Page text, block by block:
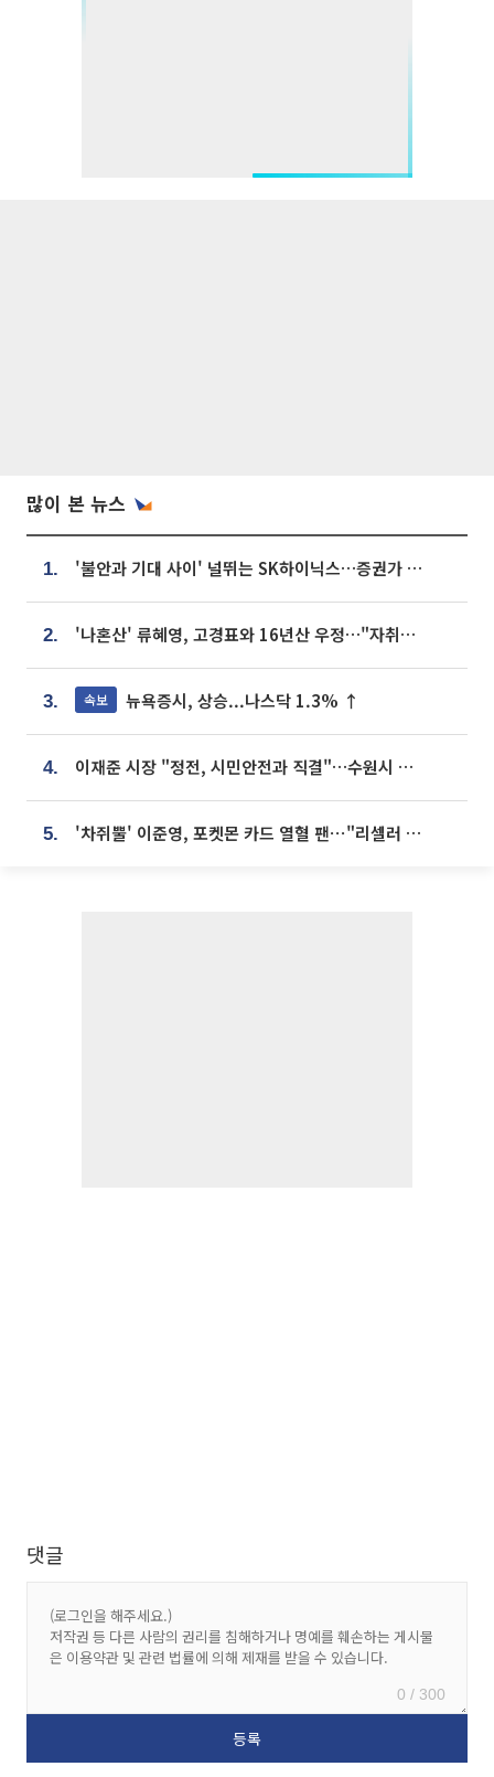
많이 본 뉴스
1. '불안과 기대 사이' 널뛰는 SK하이닉스…증권가 "HBM4·LTA 기반 펀터멘털 견고"
2. '나혼산' 류혜영, 고경표와 16년산 우정…"자취방서 부모님과 마주쳐"
3. 속보 뉴욕증시, 상승...나스닥 1.3% ↑
4. 이재준 시장 "정전, 시민안전과 직결"…수원시 비상대응체계 가동
5. '차쥐뿔' 이준영, 포켓몬 카드 열혈 팬⋯"리셀러 처단할 것"
댓글
0 / 300